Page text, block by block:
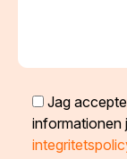
Jag
informationen